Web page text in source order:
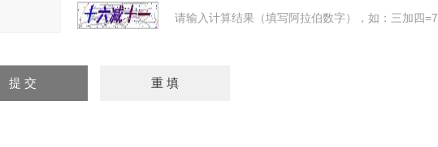
请输入计算结果（填写阿拉伯数字），如：三加四=7